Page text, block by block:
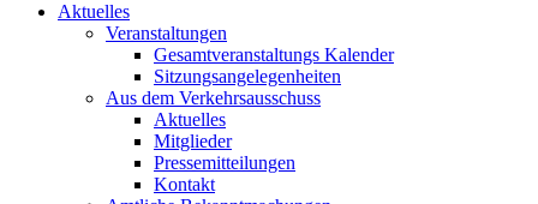
Aktuelles
Veranstaltungen
Gesamtveranstaltungs Kalender
Sitzungsangelegenheiten
Aus dem Verkehrsausschuss
Aktuelles
Mitglieder
Pressemitteilungen
Kontakt